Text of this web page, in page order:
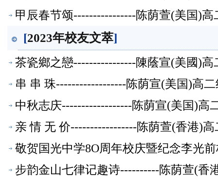
甲辰春节颂----------------陈荫萱(美国)高
[2023年校友文萃]
茶瓷鄉之戀----------------陳蔭宣(美國)高
串 串 珠------------------陈荫宣(美国)高
中秋志庆------------------陈荫宣(美国)高
亲 情 无 价-----------------陈荫萱(香港)
敬贺国光中学8O周年校庆暨纪念李光
文萃】
步韵金山七律记趣诗----------陈荫萱(香